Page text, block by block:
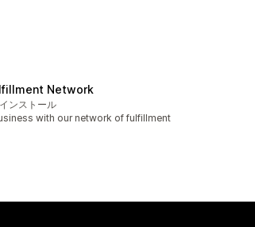
Network
：3件
ンストール
with our network of fulfillment